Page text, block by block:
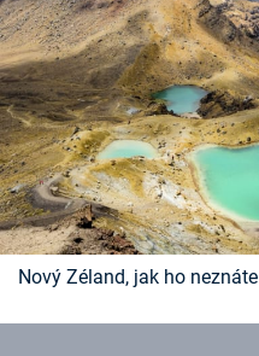
Nový Zéland, jak ho neznáte